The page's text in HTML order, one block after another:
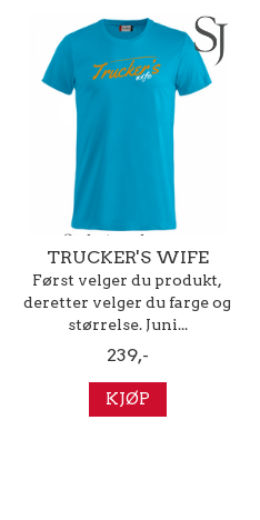
TRUCKER'S WIFE
Først velger du produkt,
deretter velger du farge og
størrelse. Juni...
239,-
KJØP